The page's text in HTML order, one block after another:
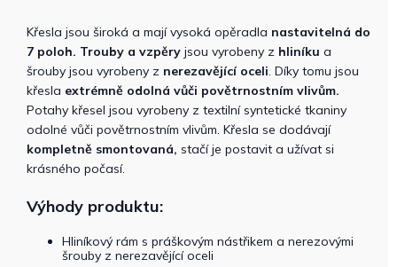
Křesla jsou široká a mají vysoká opěradla nastavitelná do
7 poloh. Trouby a vzpěry jsou vyrobeny z hliníku a
šrouby jsou vyrobeny z nerezavějící oceli. Díky tomu jsou
křesla extrémně odolná vůči povětrnostním vlivům.
Potahy křesel jsou vyrobeny z textilní syntetické tkaniny
odolné vůči povětrnostním vlivům. Křesla se dodávají
kompletně smontovaná, stačí je postavit a užívat si
krásného počasí.
Výhody produktu:
Hliníkový rám s práškovým nástřikem a nerezovými
šrouby z nerezavějící oceli